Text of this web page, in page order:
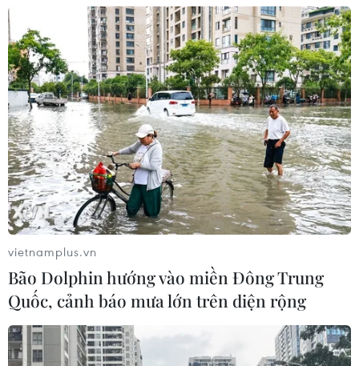
vietnamplus.vn
Bão Dolphin hướng vào miền Đông Trung
Quốc, cảnh báo mưa lớn trên diện rộng